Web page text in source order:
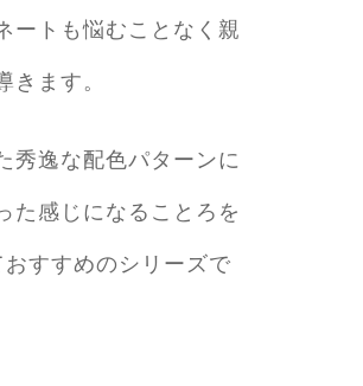
ートも悩むことなく親
ます。
秀逸な配色パターンに
た感じになることろを
すすめのシリーズで